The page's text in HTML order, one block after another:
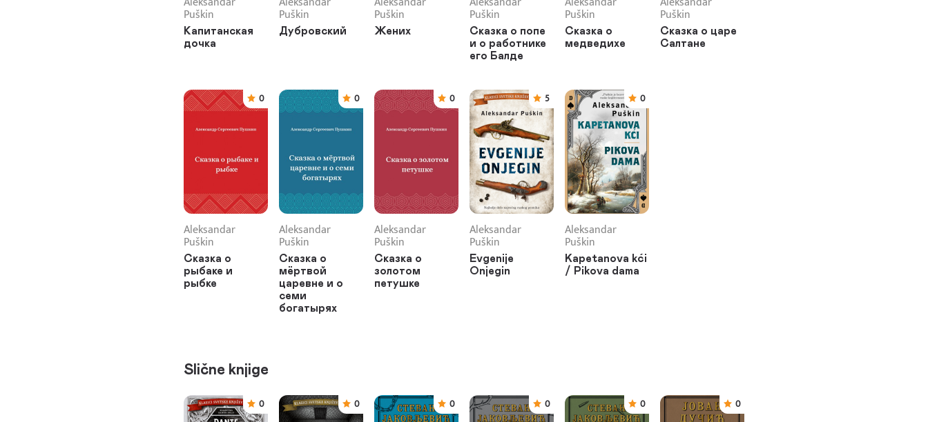
Puškin
Капитанская
дочка
Puškin
Дубровский
Puškin
Жених
Puškin
Сказка о попе
и о работнике
его Балде
Puškin
Сказка о
медведихе
Puškin
Сказка о царе
Салтане
0
Aleksandar
Puškin
Сказка о
рыбаке и
рыбке
0
Aleksandar
Puškin
Сказка о
мёртвой
царевне и о
семи
богатырях
0
Aleksandar
Puškin
Сказка о
золотом
петушке
5
Aleksandar
Puškin
Evgenije
Onjegin
0
Aleksandar
Puškin
Kapetanova kći
/ Pikova dama
Slične knjige
0 0 0 0 0 0